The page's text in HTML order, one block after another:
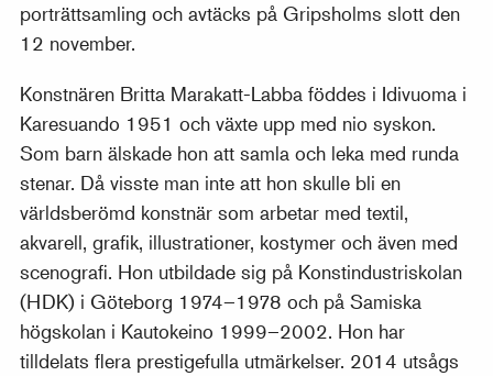
porträttsamling och avtäcks på Gripsholms slott den
12 november.
Konstnären Britta Marakatt-Labba föddes i Idivuoma i
Karesuando 1951 och växte upp med nio syskon.
Som barn älskade hon att samla och leka med runda
stenar. Då visste man inte att hon skulle bli en
världsberömd konstnär som arbetar med textil,
akvarell, grafik, illustrationer, kostymer och även med
scenografi. Hon utbildade sig på Konstindustriskolan
(HDK) i Göteborg 1974–1978 och på Samiska
högskolan i Kautokeino 1999–2002. Hon har
tilldelats flera prestigefulla utmärkelser. 2014 utsågs